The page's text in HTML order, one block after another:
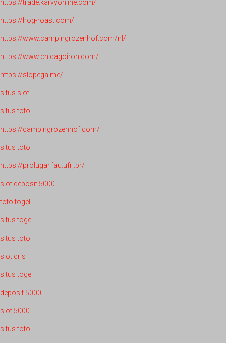
https://trade.karvyonline.com/
https://hog-roast.com/
https://www.campingrozenhof.com/nl/
https://www.chicagoiron.com/
https://slopega.me/
situs slot
situs toto
https://campingrozenhof.com/
situs toto
https://prolugar.fau.ufrj.br/
slot deposit 5000
toto togel
situs togel
situs toto
slot qris
situs togel
deposit 5000
slot 5000
situs toto